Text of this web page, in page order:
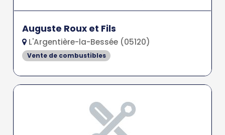
Auguste Roux et Fils
L'Argentière-la-Bessée (05120)
Vente de combustibles